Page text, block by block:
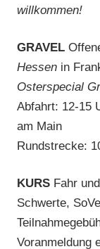
willkommen!
GRAVEL
Hessen in
Osterspecial
Abfahrt: 12-15
am Main
Rundstrecke:
KURS Fahr
Schwerte,
Voranmeldung